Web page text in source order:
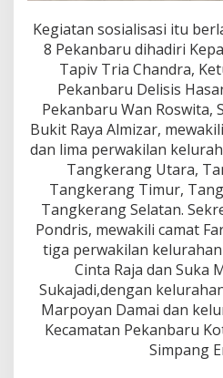
a
h
i
,
L
n
g
s
u
n
g
D
i
d
i
s
k
u
a
Kegiatan sosialisasi itu
8 Pekanbaru dihadiri
Tapiv Tria Chandra,
Pekanbaru Delisis
Pekanbaru Wan Roswita,
Bukit Raya Almizar,
dan lima perwakilan
Tangkerang Utara,
Tangkerang Timur,
Tangkerang Selatan.
Pondris, mewakili camat
tiga perwakilan
Cinta Raja dan Suka
Sukajadi,dengan
Marpoyan Damai dan
Kecamatan Pekanbaru
Simpang